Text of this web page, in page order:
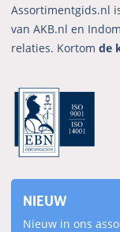
Assortimentgids.nl
van AKB.nl en
relaties. Kortomde
NIEUW
Nieuw in ons